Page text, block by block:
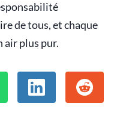
de tous, et chaque
air plus pur.